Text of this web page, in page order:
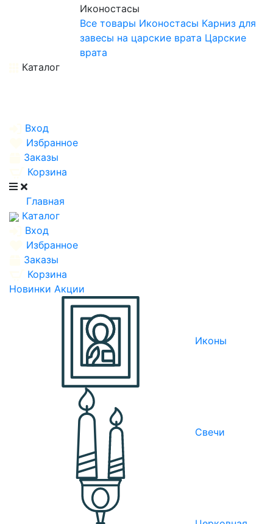
Иконостасы
Все товары Иконостасы Карниз для
завесы на царские врата Царские
врата
Каталог
Вход
Избранное
Заказы
Корзина
Главная
Каталог
Вход
Избранное
Заказы
Корзина
Новинки Акции
Иконы
Свечи